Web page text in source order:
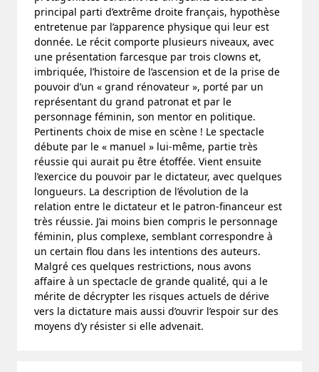
principal parti d’extrême droite français, hypothèse
entretenue par l’apparence physique qui leur est
donnée. Le récit comporte plusieurs niveaux, avec
une présentation farcesque par trois clowns et,
imbriquée, l’histoire de l’ascension et de la prise de
pouvoir d’un « grand rénovateur », porté par un
représentant du grand patronat et par le
personnage féminin, son mentor en politique.
Pertinents choix de mise en scène ! Le spectacle
débute par le « manuel » lui-même, partie très
réussie qui aurait pu être étoffée. Vient ensuite
l’exercice du pouvoir par le dictateur, avec quelques
longueurs. La description de l’évolution de la
relation entre le dictateur et le patron-financeur est
très réussie. J’ai moins bien compris le personnage
féminin, plus complexe, semblant correspondre à
un certain flou dans les intentions des auteurs.
Malgré ces quelques restrictions, nous avons
affaire à un spectacle de grande qualité, qui a le
mérite de décrypter les risques actuels de dérive
vers la dictature mais aussi d’ouvrir l’espoir sur des
moyens d’y résister si elle advenait.